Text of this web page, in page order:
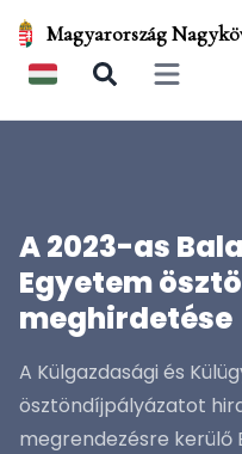
Magyarország
Open
A 2023-as
Egyetem
meghirdetése
A Külgazdasági és
ösztöndíjpályázatot
megrendezésre kerülő